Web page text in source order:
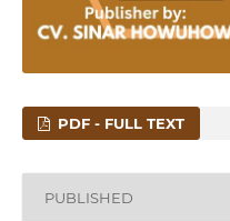
PDF - FULL TEXT
PUBLISHED